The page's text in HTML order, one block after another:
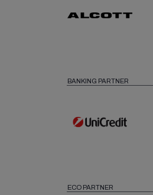
BANKING PARTNER
ECO PARTNER